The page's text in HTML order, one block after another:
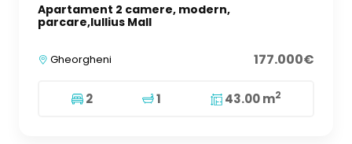
Apartament 2 camere, modern,
parcare,Iullius Mall
Gheorgheni 177.000€
2 1 43.00 m2